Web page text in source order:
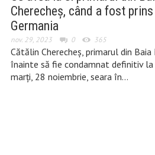
Cherecheș, când a fost
Germania
nov. 29, 2023 0 365
Cătălin Cherecheș, primarul din
înainte să fie condamnat definitiv
marți, 28 noiembrie, seara în…